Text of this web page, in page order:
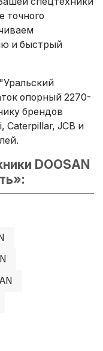
точного
и быстрый
опорный 2270-
брендов
Caterpillar, JCB и
DOOSAN